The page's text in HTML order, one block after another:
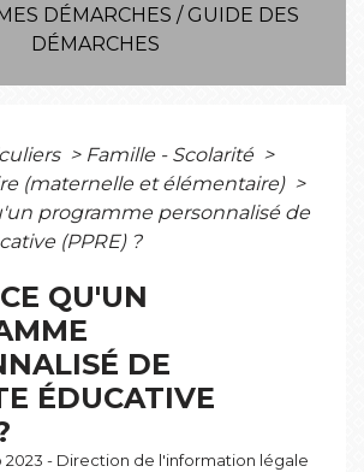
MES DÉMARCHES / GUIDE DES
DÉMARCHES
> Famille - Scolarité >
(maternelle et élémentaire) >
programme personnalisé de
(PPRE) ?
QU'UN
DE
ÉDUCATIVE
2023 - Direction de l'information légale